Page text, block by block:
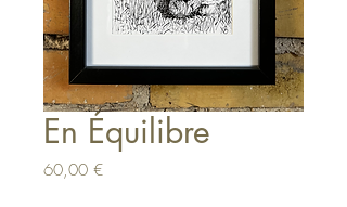
En Équilibre
60,00 €Prix